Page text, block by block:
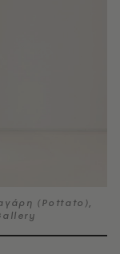
(Pottato),